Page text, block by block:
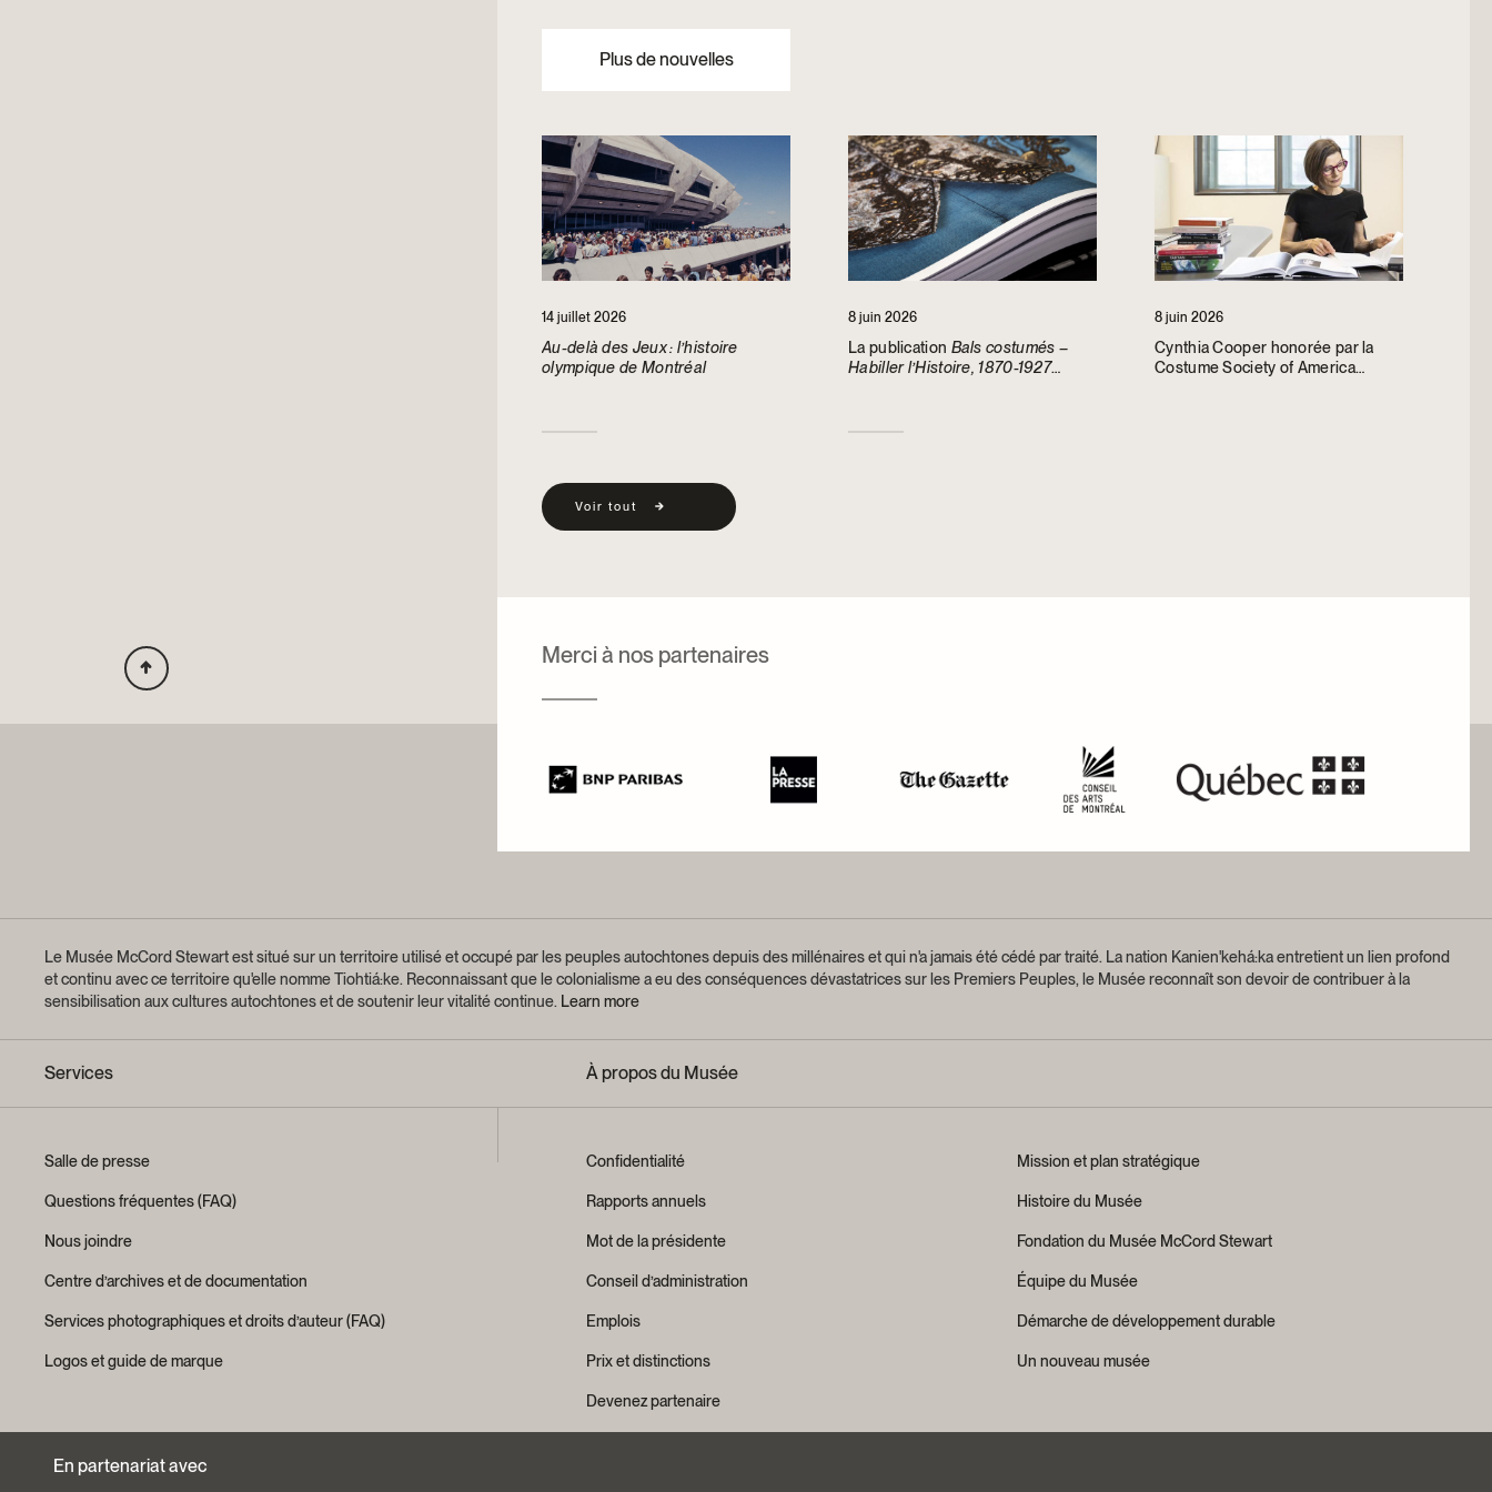
agit également à titre de conseillère spéciale auprès de la Fondation Audain, une grande fondation
familiale basée à Vancouver, responsable, entre autres, de la création de la Fondation Riopelle. Femme de
important réseau, que ce soit au niveau public, institutionnel ou au sein des secteurs culturel et
économique, y compris à l’échelle internationale. Son expertise en matière de philanthropie et d’affaires
publiques est reconnue et s’appuie sur des succès significatifs dans la direction de campagnes majeures
de mobilisation et de financement. Parfaitement bilingue, dévouée, passionnée, rigoureuse, elle
s’épanouit dans des environnements complexes et multiacteurs. Leader pragmatique, son approche se
concentre sur l’autonomisation, l’orientation basée sur les résultats, la recherche, l’analyse, la
Plus de nouvelles
14 juillet 2026
Au-delà des Jeux : l’histoire
olympique de Montréal
8 juin 2026
La publication Bals costumés –
Habiller l’Histoire, 1870-1927
8 juin 2026
Cynthia Cooper honorée par la
Costume Society of America
Voir tout
Merci à nos partenaires
Le Musée McCord Stewart est situé sur un territoire utilisé et occupé par les peuples autochtones depuis des millénaires et qui n'a jamais été cédé par traité. La nation Kanien'kehá:ka entretient un lien profond
et continu avec ce territoire qu'elle nomme Tiohtiá:ke. Reconnaissant que le colonialisme a eu des conséquences dévastatrices sur les Premiers Peuples, le Musée reconnaît son devoir de contribuer à la
sensibilisation aux cultures autochtones et de soutenir leur vitalité continue. Learn more
Services
Salle de presse
Questions fréquentes (FAQ)
Nous joindre
Centre d’archives et de documentation
Services photographiques et droits d’auteur (FAQ)
Logos et guide de marque
À propos du Musée
Confidentialité Mission et plan stratégique
Rapports annuels Histoire du Musée
Mot de la présidente Fondation du Musée McCord Stewart
Conseil d’administration Équipe du Musée
Emplois Démarche de développement durable
Prix et distinctions Un nouveau musée
Devenez partenaire
En partenariat avec